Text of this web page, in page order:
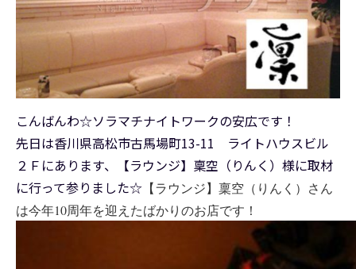
こんばんわ☆ソラマチナイトワークの安広です！
先日は香川県高松市古馬場町13-11 ライトハウスビル
２Ｆにあります、【ラウンジ】稟空（りんく）様に取材
に行って参りました☆ 【ラウンジ】稟空（りんく）さん
は今年10周年を迎えたばかりのお店です！